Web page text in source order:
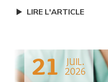
LIRE L'ARTICLE
21
JUIL.
2026